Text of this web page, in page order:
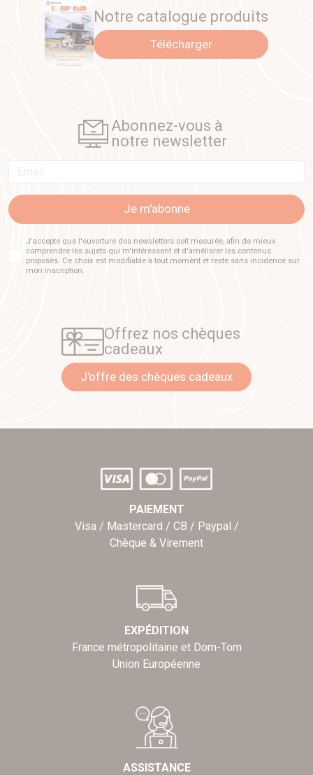
Notre catalogue produits
Télécharger
Abonnez-vous à
notre newsletter
Je m'abonne
J'accepte que l'ouverture des newsletters soit mesurée, afin de mieux
comprendre les sujets qui m'intéressent et d'améliorer les contenus
proposés. Ce choix est modifiable à tout moment et reste sans incidence sur
mon inscription.
Offrez nos chèques
cadeaux
J'offre des chèques cadeaux
PAIEMENT
Visa / Mastercard / CB / Paypal /
Chèque & Virement
EXPÉDITION
France métropolitaine et Dom-Tom
Union Européenne
ASSISTANCE